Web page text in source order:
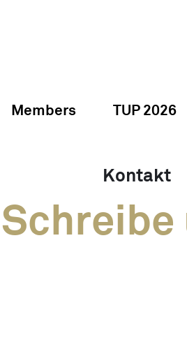
Members TUP 2026
Kontakt
Schreibe